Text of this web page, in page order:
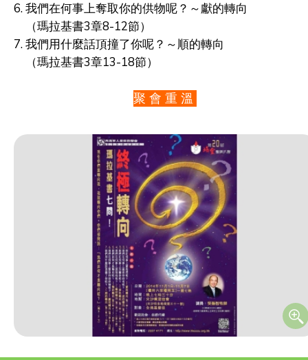
6. 我們在何事上奪取你的供物呢？～獻的轉向
（瑪拉基書3章8-12節）
7. 我們用什麼話頂撞了你呢？～順的轉向
（瑪拉基書3章13-18節）
聚 會 重 溫